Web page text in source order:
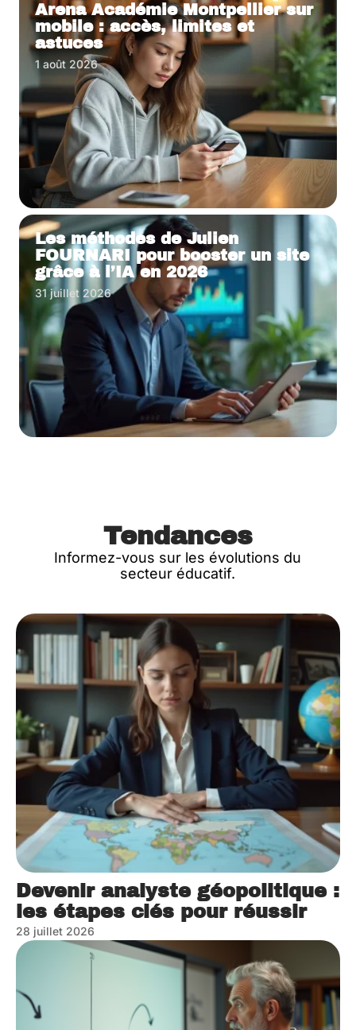
Arena Académie Montpellier sur
mobile : accès, limites et
astuces
1 août 2026
Les méthodes de Julien
FOURNARI pour booster un site
grâce à l’IA en 2026
31 juillet 2026
Tendances
Informez-vous sur les évolutions du
secteur éducatif.
Devenir analyste géopolitique :
les étapes clés pour réussir
28 juillet 2026